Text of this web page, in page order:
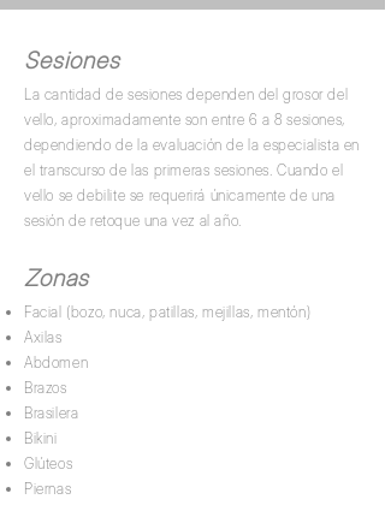
Sesiones
La cantidad de sesiones dependen del grosor del
vello, aproximadamente son entre 6 a 8 sesiones,
dependiendo de la evaluación de la especialista en
el transcurso de las primeras sesiones. Cuando el
vello se debilite se requerirá únicamente de una
sesión de retoque una vez al año.
Zonas
Facial (bozo, nuca, patillas, mejillas, mentón)
Axilas
Abdomen
Brazos
Brasilera
Bikini
Glúteos
Piernas